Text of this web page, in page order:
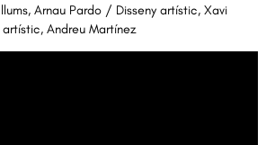
Arnau Pardo / Disseny artístic, Xavi
Andreu Martínez